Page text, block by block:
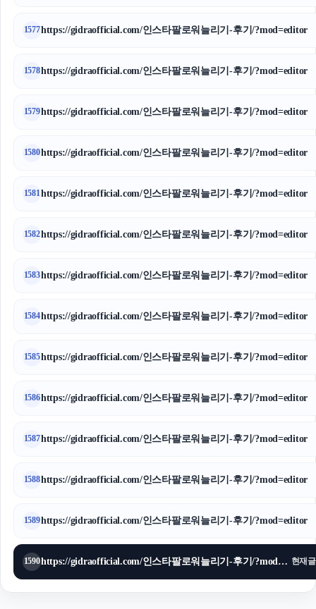
1577https://gidraofficial.com/인스타팔로워늘리기-후기/?mod=editor
1578https://gidraofficial.com/인스타팔로워늘리기-후기/?mod=editor
1579https://gidraofficial.com/인스타팔로워늘리기-후기/?mod=editor
1580https://gidraofficial.com/인스타팔로워늘리기-후기/?mod=editor
1581https://gidraofficial.com/인스타팔로워늘리기-후기/?mod=editor
1582https://gidraofficial.com/인스타팔로워늘리기-후기/?mod=editor
1583https://gidraofficial.com/인스타팔로워늘리기-후기/?mod=editor
1584https://gidraofficial.com/인스타팔로워늘리기-후기/?mod=editor
1585https://gidraofficial.com/인스타팔로워늘리기-후기/?mod=editor
1586https://gidraofficial.com/인스타팔로워늘리기-후기/?mod=editor
1587https://gidraofficial.com/인스타팔로워늘리기-후기/?mod=editor
1588https://gidraofficial.com/인스타팔로워늘리기-후기/?mod=editor
1589https://gidraofficial.com/인스타팔로워늘리기-후기/?mod=editor
1590 https://gidraofficial.com/인스타팔로워늘리기-후기/?mod=editor 현재글